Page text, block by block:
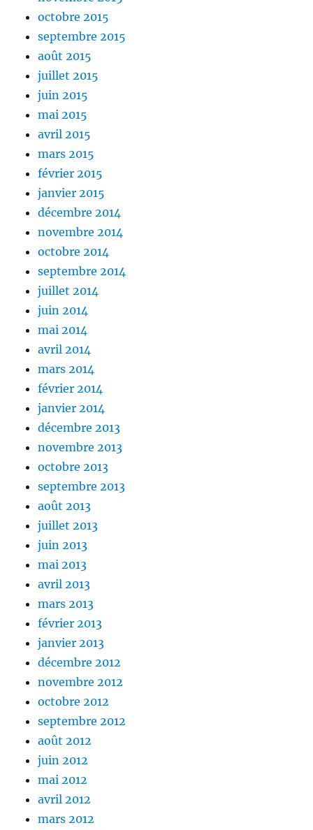
octobre 2015
septembre 2015
août 2015
juillet 2015
juin 2015
mai 2015
avril 2015
mars 2015
février 2015
janvier 2015
décembre 2014
novembre 2014
octobre 2014
septembre 2014
juillet 2014
juin 2014
mai 2014
avril 2014
mars 2014
février 2014
janvier 2014
décembre 2013
novembre 2013
octobre 2013
septembre 2013
août 2013
juillet 2013
juin 2013
mai 2013
avril 2013
mars 2013
février 2013
janvier 2013
décembre 2012
novembre 2012
octobre 2012
septembre 2012
août 2012
juin 2012
mai 2012
avril 2012
mars 2012